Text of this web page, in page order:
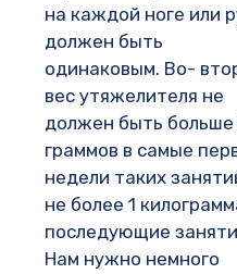
на каждой ноге или
должен быть
одинаковым. Во-
вес утяжелителя не
должен быть
граммов в самые
недели таких
не более 1
последующие
Нам нужно немного